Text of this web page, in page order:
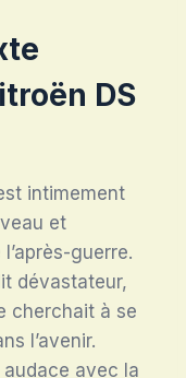
DS
intimement
et
guerre.
dévastateur,
cherchait à se
l’avenir.
avec la